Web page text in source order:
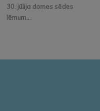
30. jūlija domes sēdes
lēmum...